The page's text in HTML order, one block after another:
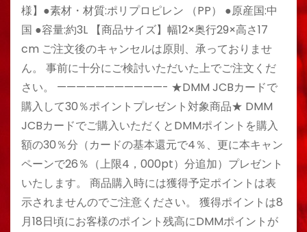
様】●素材・材質:ポリプロピレン （PP） ●原産国:中
国 ●容量:約3L 【商品サイズ】幅12×奥行29×高さ17
cm ご注文後のキャンセルは原則、承っておりませ
ん。 事前に十分にご検討いただいた上でご注文くだ
さい。 ———————————- ★DMM JCBカードで
購入して30％ポイントプレゼント対象商品★ DMM
JCBカードでご購入いただくとDMMポイントを購入
額の30％分（カードの基本還元で4％、更に本キャン
ペーンで26％（上限4，000pt）分追加）プレゼント
いたします。 商品購入時には獲得予定ポイントは表
示されませんのでご注意ください。 獲得ポイントは8
月18日頃にお客様のポイント残高にDMMポイントが